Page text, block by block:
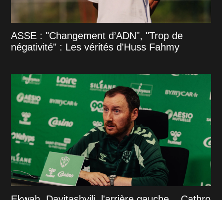
ASSE : "Changement d’ADN", "Trop de
négativité" : Les vérités d'Huss Fahmy